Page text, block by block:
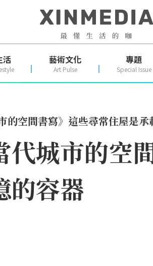
活 藝術文化
Art Pulse
專題
Special Issue
的空間書寫》這些尋常住屋是
代城市的空
的容器